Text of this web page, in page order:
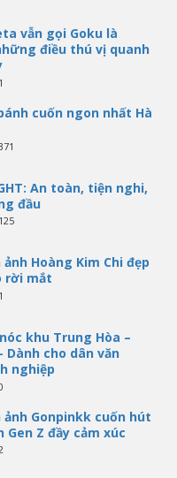
vẫn gọi Goku là
điều thú vị quanh
cuốn ngon nhất Hà
An toàn, tiện nghi,
đầu
Hoàng Kim Chi đẹp
rời mắt
khu Trung Hòa –
Dành cho dân văn
nghiệp
ảnh Gonpinkk cuốn hút
Z đầy cảm xúc